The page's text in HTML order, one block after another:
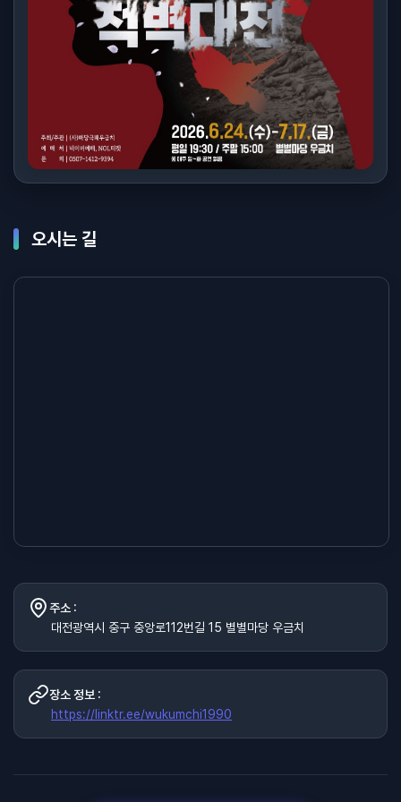
오시는 길
주소 :
대전광역시 중구 중앙로112번길 15 별별마당 우금치
장소 정보 :
https://linktr.ee/wukumchi1990